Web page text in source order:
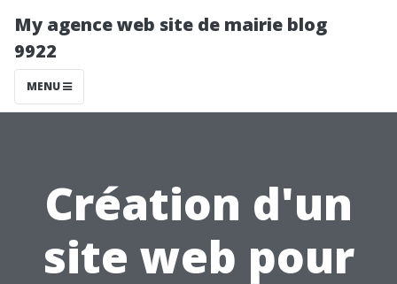
My agence web site de mairie blog
9922
MENU
Création d'un
site web pour